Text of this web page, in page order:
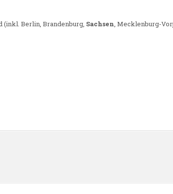
(inkl. Berlin, Brandenburg, Sachsen , Mecklenburg-